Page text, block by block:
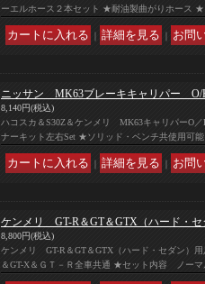
ーエルホース２本セット ★耐油製曲がりホース
｜ ｜
ニッサン MK63ブレーキキャリパー
8,140円(税込)
ハコスカ＆S30Z＆ケンメリ MK63キャリパーO
ナーキット左右Set ★ソリッド・ベンチ共使用可能
｜ ｜
ケンメリ GT-R＆GT＆GTX（ハード・セ
8,800円(税込)
ケンメリ GT-R＆GT＆GTX（ハード・セダン）
＆GT-X＆ＧＴ－Ｒ全車共通 ★セット内容 ノーマ